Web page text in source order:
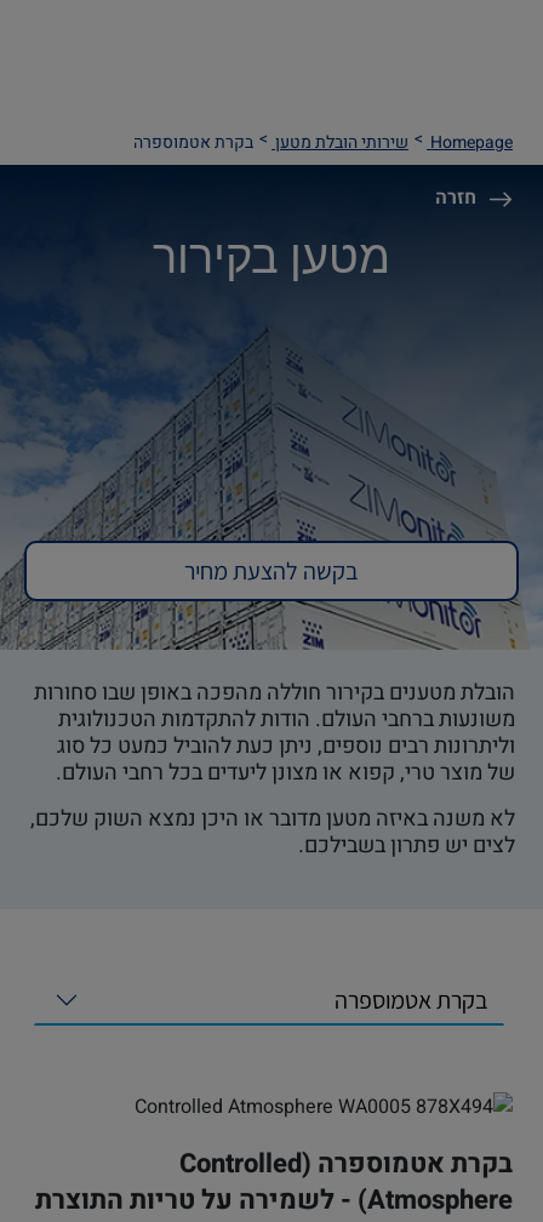
Homepage שירותי הובלת מטען בקרת אטמוספרה
חזרה
מטען בקירור
בקשה להצעת מחיר
הובלת מטענים בקירור חוללה מהפכה באופן שבו סחורות
משונעות ברחבי העולם. הודות להתקדמות הטכנולוגית
וליתרונות רבים נוספים, ניתן כעת להוביל כמעט כל סוג
של מוצר טרי, קפוא או מצונן ליעדים בכל רחבי העולם.
לא משנה באיזה מטען מדובר או היכן נמצא השוק שלכם,
לצים יש פתרון בשבילכם.
בקרת אטמוספרה
בקרת אטמוספרה (Controlled
Atmosphere) - לשמירה על טריות התוצרת